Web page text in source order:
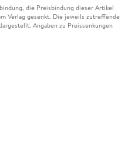
die Preisbindung dieser Artikel
Verlag gesenkt. Die jeweils zutreffende
Angaben zu Preissenkungen